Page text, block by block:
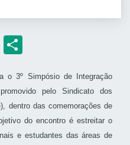
Print
o 3º Simpósio de Integração
pelo Sindicato dos
dentro das comemorações de
do encontro é estreitar o
e estudantes das áreas de